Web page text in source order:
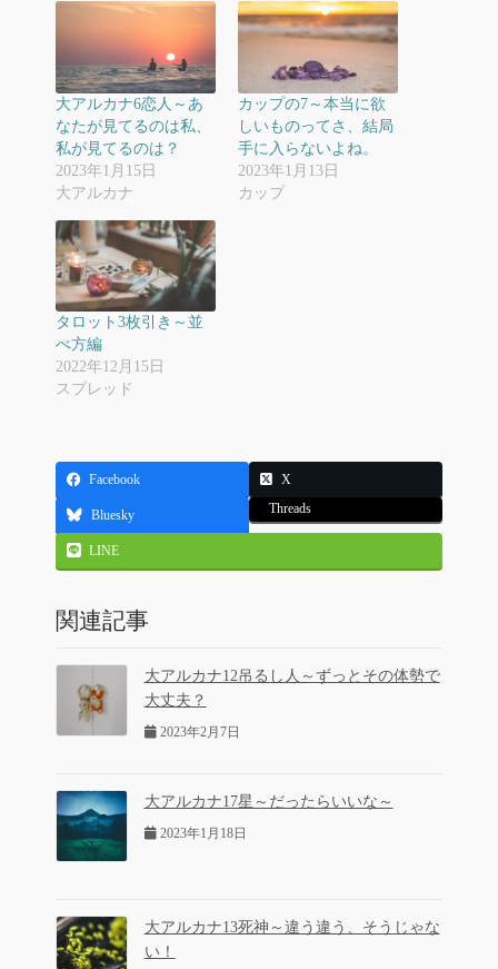
大アルカナ6恋人～あ
なたが見てるのは私、
私が見てるのは？
2023年1月15日
大アルカナ
カップの7～本当に欲
しいものってさ、結局
手に入らないよね。
2023年1月13日
カップ
タロット3枚引き～並
べ方編
2022年12月15日
スプレッド
Facebook X
Bluesky Threads
LINE
関連記事
大アルカナ12吊るし人～ずっとその体勢で
大丈夫？
2023年2月7日
大アルカナ17星～だったらいいな～
2023年1月18日
大アルカナ13死神～違う違う、そうじゃな
い！